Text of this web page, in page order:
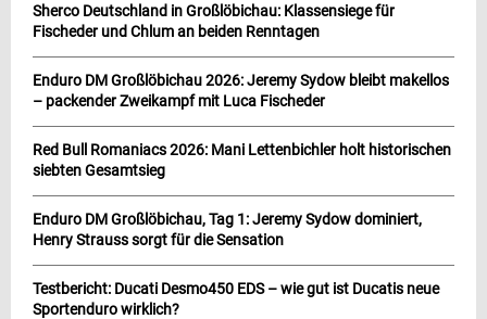
Sherco Deutschland in Großlöbichau: Klassensiege für
Fischeder und Chlum an beiden Renntagen
Enduro DM Großlöbichau 2026: Jeremy Sydow bleibt makellos
– packender Zweikampf mit Luca Fischeder
Red Bull Romaniacs 2026: Mani Lettenbichler holt historischen
siebten Gesamtsieg
Enduro DM Großlöbichau, Tag 1: Jeremy Sydow dominiert,
Henry Strauss sorgt für die Sensation
Testbericht: Ducati Desmo450 EDS – wie gut ist Ducatis neue
Sportenduro wirklich?